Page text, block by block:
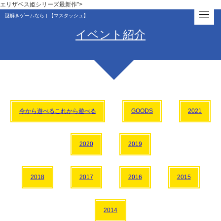
エリザベス姫シリーズ最新作">
謎解きゲームなら | 【マスタッシュ】
イベント紹介
今から遊べるこれから遊べる GOODS 2021
2020 2019
2018 2017 2016 2015
2014